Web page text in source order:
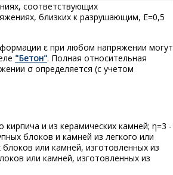
соответствующих
близких к разрушающим, E=0,5
ε при любом напряжении могут
"Бетон". Полная относительная
σ определяется (с учетом
и из керамических камней; η=3 -
блоков и камней из легкого или
или камней, изготовленных из
или камней, изготовленных из